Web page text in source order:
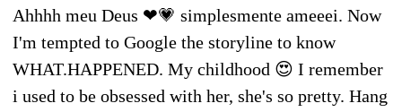
Ahhhh meu Deus ❤💗 simplesmente ameeei. Now
I'm tempted to Google the storyline to know
WHAT.HAPPENED. My childhood 😍 I remember
i used to be obsessed with her, she's so pretty. Hang